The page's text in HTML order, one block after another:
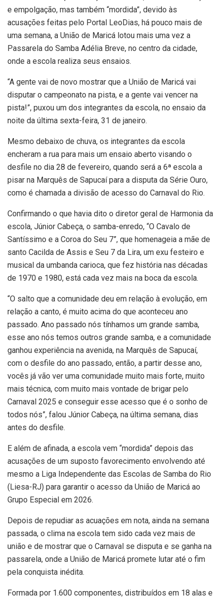
e empolgação, mas também “mordida”, devido às
acusações feitas pelo Portal LeoDias, há pouco mais de
uma semana, a União de Maricá lotou mais uma vez a
Passarela do Samba Adélia Breve, no centro da cidade,
onde a escola realiza seus ensaios.
“A gente vai de novo mostrar que a União de Maricá vai
disputar o campeonato na pista, e a gente vai vencer na
pista!”, puxou um dos integrantes da escola, no ensaio da
noite da última sexta-feira, 31 de janeiro.
Mesmo debaixo de chuva, os integrantes da escola
encheram a rua para mais um ensaio aberto visando o
desfile no dia 28 de fevereiro, quando será a 6ª escola a
pisar na Marquês de Sapucaí para a disputa da Série Ouro,
como é chamada a divisão de acesso do Carnaval do Rio.
Confirmando o que havia dito o diretor geral de Harmonia da
escola, Júnior Cabeça, o samba-enredo, “O Cavalo de
Santíssimo e a Coroa do Seu 7”, que homenageia a mãe de
santo Cacilda de Assis e Seu 7 da Lira, um exu festeiro e
musical da umbanda carioca, que fez história nas décadas
de 1970 e 1980, está cada vez mais na boca da escola.
“O salto que a comunidade deu em relação à evolução, em
relação a canto, é muito acima do que aconteceu ano
passado. Ano passado nós tínhamos um grande samba,
esse ano nós temos outros grande samba, e a comunidade
ganhou experiência na avenida, na Marquês de Sapucaí,
com o desfile do ano passado, então, a partir desse ano,
vocês já vão ver uma comunidade muito mais forte, muito
mais técnica, com muito mais vontade de brigar pelo
Carnaval 2025 e conseguir esse acesso que é o sonho de
todos nós”, falou Júnior Cabeça, na última semana, dias
antes do desfile.
E além de afinada, a escola vem “mordida” depois das
acusações de um suposto favorecimento envolvendo até
mesmo a Liga Independente das Escolas de Samba do Rio
(Liesa-RJ) para garantir o acesso da União de Maricá ao
Grupo Especial em 2026.
Depois de repudiar as acuações em nota, ainda na semana
passada, o clima na escola tem sido cada vez mais de
união e de mostrar que o Carnaval se disputa e se ganha na
passarela, onde a União de Maricá promete lutar até o fim
pela conquista inédita.
Formada por 1.600 componentes, distribuídos em 18 alas e